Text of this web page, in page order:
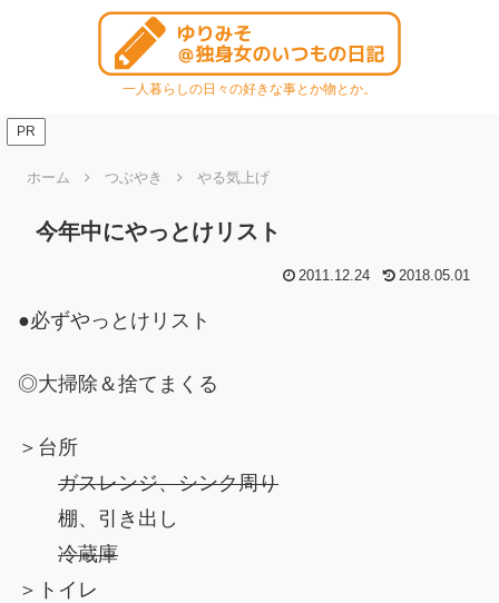
一人暮らしの日々の好きな事とか物とか。
PR
ホーム つぶやき やる気上げ
今年中にやっとけリスト
2011.12.24 2018.05.01
●必ずやっとけリスト
◎大掃除＆捨てまくる
＞台所
ガスレンジ、シンク周り
棚、引き出し
冷蔵庫
＞トイレ